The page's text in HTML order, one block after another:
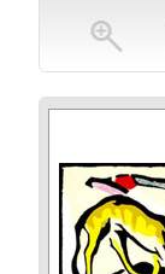
toevoegen